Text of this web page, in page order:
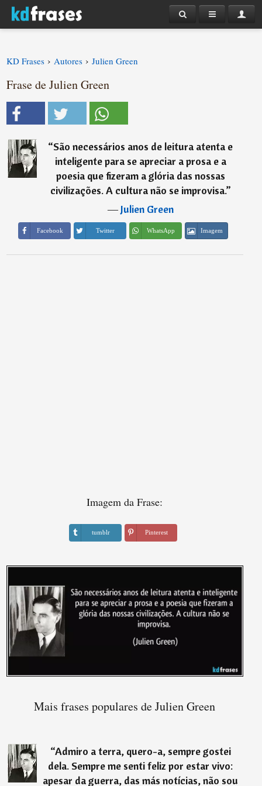
KD Frases › Autores › Julien Green
Frase de Julien Green
“São necessários anos de leitura atenta e
inteligente para se apreciar a prosa e a
poesia que fizeram a glória das nossas
civilizações. A cultura não se improvisa.”
―Julien Green
Facebook Twitter WhatsApp Imagem
Imagem da Frase:
tumblr Pinterest
Mais frases populares de Julien Green
“Admiro a terra, quero-a, sempre gostei
dela. Sempre me senti feliz por estar vivo:
apesar da guerra, das más notícias, não sou